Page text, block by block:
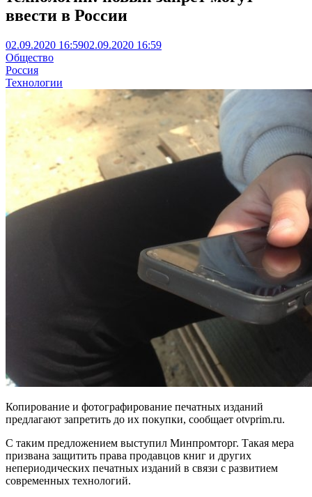
ввести в России
02.09.2020 16:5902.09.2020 16:59
Общество
Россия
Технологии
Копирование и фотографирование печатных изданий
предлагают запретить до их покупки, сообщает otvprim.ru.
С таким предложением выступил Минпромторг. Такая мера
призвана защитить права продавцов книг и других
непериодических печатных изданий в связи с развитием
современных технологий.